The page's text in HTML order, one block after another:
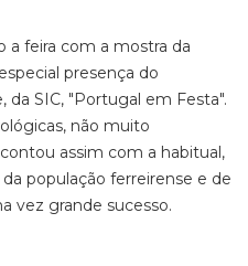
a feira com a mostra da
presença do
SIC, "Portugal em Festa".
não muito
assim com a habitual,
população ferreirense e de
vez grande sucesso.